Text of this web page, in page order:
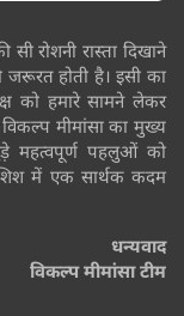
रोशनी रास्ता दिखाने
होती है। इसी का
को हमारे सामने लेकर
मीमांसा का मुख्य
महत्वपूर्ण पहलुओं को
में एक सार्थक कदम
धन्यवाद
विकल्प मीमांसा टीम